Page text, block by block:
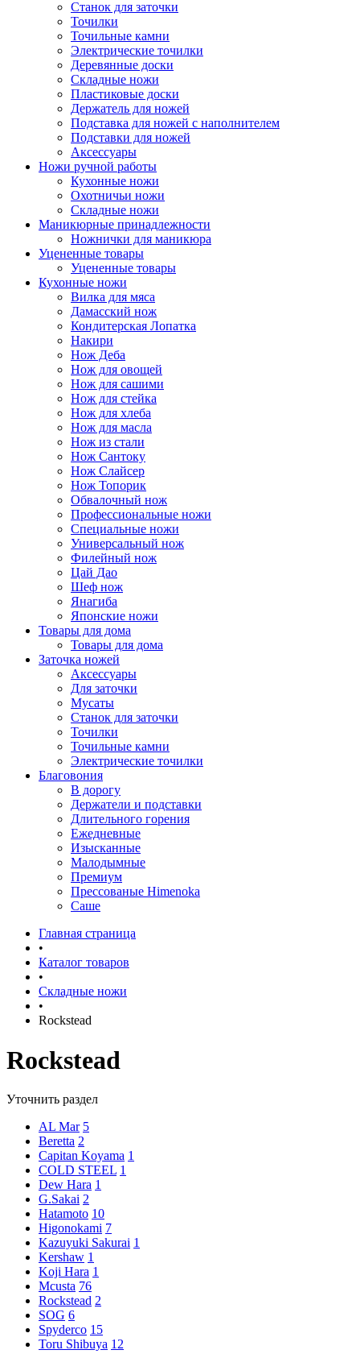
Станок для заточки
Точилки
Точильные камни
Электрические точилки
Деревянные доски
Складные ножи
Пластиковые доски
Держатель для ножей
Подставка для ножей с наполнителем
Подставки для ножей
Аксессуары
Ножи ручной работы
Кухонные ножи
Охотничьи ножи
Складные ножи
Маникюрные принадлежности
Ножнички для маникюра
Уцененные товары
Уцененные товары
Кухонные ножи
Вилка для мяса
Дамасский нож
Кондитерская Лопатка
Накири
Нож Деба
Нож для овощей
Нож для сашими
Нож для стейка
Нож для хлеба
Нож для масла
Нож из стали
Нож Сантоку
Нож Слайсер
Нож Топорик
Обвалочный нож
Профессиональные ножи
Специальные ножи
Универсальный нож
Филейный нож
Цай Дао
Шеф нож
Янагиба
Японские ножи
Товары для дома
Товары для дома
Заточка ножей
Аксессуары
Для заточки
Мусаты
Станок для заточки
Точилки
Точильные камни
Электрические точилки
Благовония
В дорогу
Держатели и подставки
Длительного горения
Ежедневные
Изысканные
Малодымные
Премиум
Прессованые Himenoka
Саше
Главная страница
•
Каталог товаров
•
Складные ножи
•
Rockstead
Rockstead
Уточнить раздел
AL Mar 5
Beretta 2
Capitan Koyama 1
COLD STEEL 1
Dew Hara 1
G.Sakai 2
Hatamoto 10
Higonokami 7
Kazuyuki Sakurai 1
Kershaw 1
Koji Hara 1
Mcusta 76
Rockstead 2
SOG 6
Spyderco 15
Toru Shibuya 12